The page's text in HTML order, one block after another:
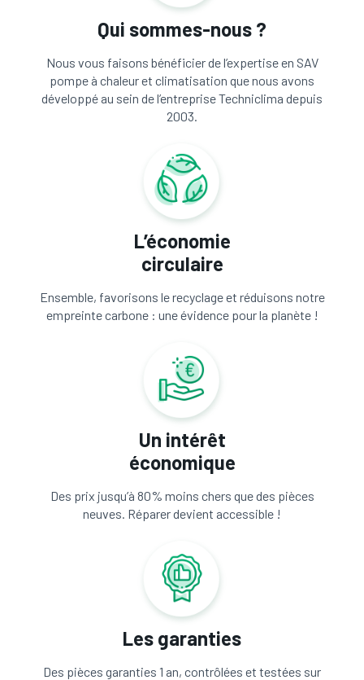
Qui sommes-nous ?
Nous vous faisons bénéficier de l’expertise en SAV
pompe à chaleur et climatisation que nous avons
développé au sein de l’entreprise Techniclima depuis
2003.
L’économie
circulaire
Ensemble, favorisons le recyclage et réduisons notre
empreinte carbone : une évidence pour la planète !
Un intérêt
économique
Des prix jusqu’à 80% moins chers que des pièces
neuves. Réparer devient accessible !
Les garanties
Des pièces garanties 1 an, contrôlées et testées sur